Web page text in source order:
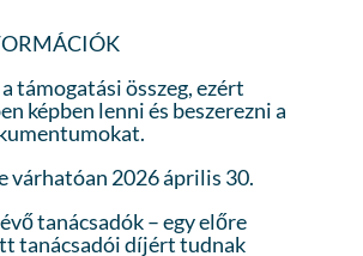
támogatási összeg, ezért
képben lenni és beszerezni a
várhatóan 2026 április 30.
tanácsadók – egy előre
tanácsadói díjért tudnak